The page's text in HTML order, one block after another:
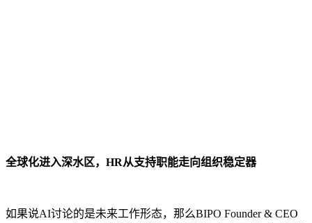
全球化进入深水区，HR从支持职能走向组织稳定器
如果说AI讨论的是未来工作形态，那么BIPO Founder & CEO